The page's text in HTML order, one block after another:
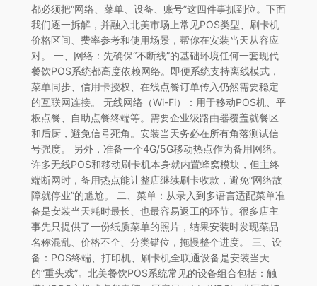
都必须把“网络、菜单、设备、账号”这四件事抓到位。下面
我们逐一拆解，并融入北美市场上常见POS类型、刷卡机
价格区间、费率参考和使用场景，帮你在安装当天从容应
对。 一、网络：先确保“不断线”的基础环境任何一套现代
餐饮POS系统都高度依赖网络。即便系统支持离线模式，
菜单同步、信用卡授权、在线点餐订单传入仍然需要稳定
的互联网连接。 无线网络（Wi-Fi）：用于移动POS机、平
板点餐、自助点餐终端等。需要企业级路由器覆盖就餐区
和后厨，避免信号死角。安装当天务必在所有角落测试信
号强度。 另外，准备一个4G/5G移动热点作为备用网络。
许多无线POS和移动刷卡机本身就内置蜂窝模块，但主终
端断网时，备用热点能让整店继续刷卡收款，避免“网络故
障就停业”的尴尬。 二、菜单：从录入到多语言适配菜单准
备是安装当天耗时最长、也最容易返工的环节。很多店主
事先只提供了一份纸质菜单的照片，结果安装时发现菜品
名称混乱、价格不全、分类错位，拖慢整个进度。 三、设
备：POS终端、打印机、刷卡机全联通设备是安装当天
的“重头戏”。北美餐饮POS系统常见的设备组合包括：触